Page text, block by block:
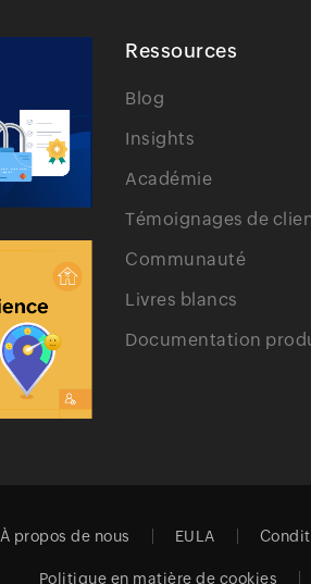
Ressources
Blog
Insights
Académie
Témoignages de
Communauté
Livres blancs
Documentation
À propos de nous EULA
Politique en matière de cookies